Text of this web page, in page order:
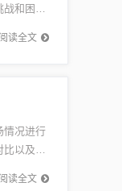
战和困
追求，
阅读全文
情况进行
比以及购
...
阅读全文